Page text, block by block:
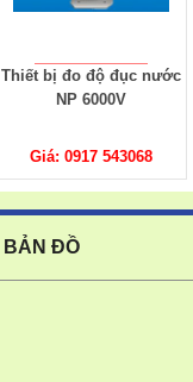
Máy đo độ đục, số lượng
hạt trong mẫu NP 6000T
Giá: 0917 543068
BẢN ĐỒ